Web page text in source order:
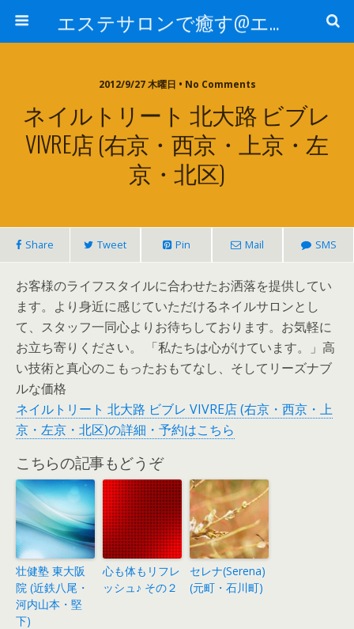
エステサロンで癒す@エステ～全国エステ情報
2012/9/27 木曜日 • No Comments
ネイルトリート 北大路 ビブレ
VIVRE店 (右京・西京・上京・左
京・北区)
Share Tweet Pin Mail SMS
お客様のライフスタイルに合わせたお洒落を提供してい
ます。より身近に感じていただけるネイルサロンとし
て、スタッフ一同心よりお待ちしております。お気軽に
お立ち寄りください。 「私たちは心がけています。」高
い技術と真心のこもったおもてなし、そしてリーズナブ
ルな価格
ネイルトリート 北大路 ビブレ VIVRE店 (右京・西京・上
京・左京・北区)の詳細・予約はこちら
こちらの記事もどうぞ
壮健塾 東大阪
院 (近鉄八尾・
河内山本・堅
下)
心も体もリフレ
ッシュ♪ その２
セレナ(Serena)
(元町・石川町)